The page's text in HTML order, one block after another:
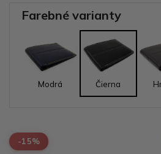
Farebné varianty
Modrá Čierna
-15%